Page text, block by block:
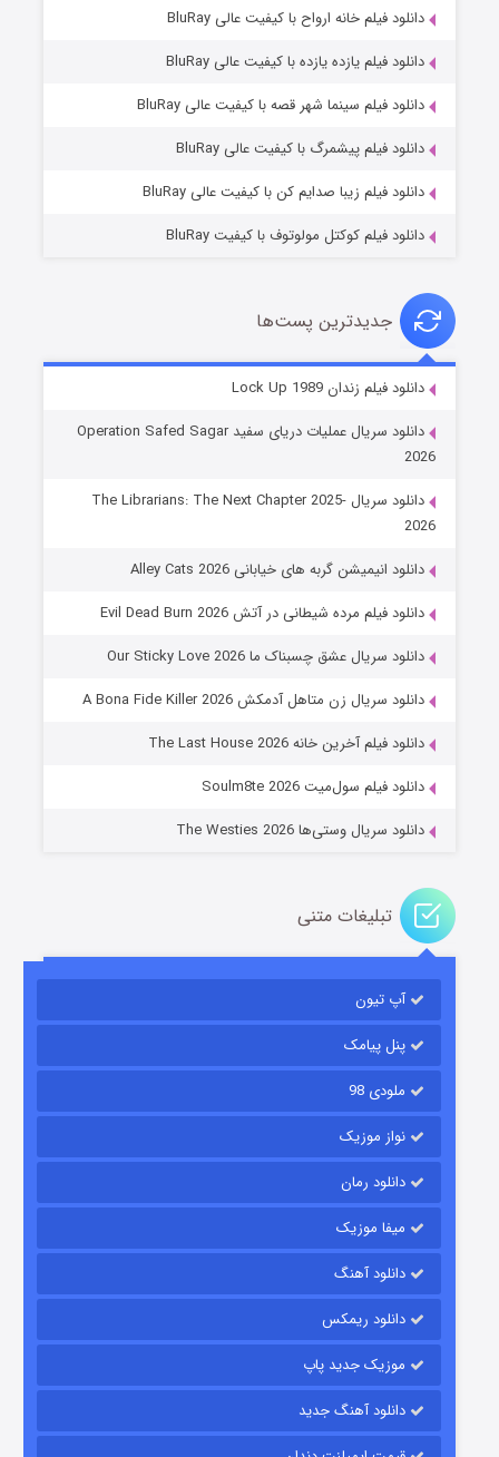
شوهر
عملیات آپارتمان
قسمت۲ (زیرنویس) منتشر شد
مردگان متحرک: شهر مرده ۳
قسمت
دانلود فیلم خانه ارواح با کیفیت عالی BluRay
دانلود فیلم یازده یازده با کیفیت عالی BluRay
دانلود فیلم سینما شهر قصه با کیفیت عالی BluRay
دانلود فیلم پیشمرگ با کیفیت عالی BluRay
دانلود فیلم زیبا صدایم کن با کیفیت عالی BluRay
دانلود فیلم کوکتل مولوتوف با کیفیت BluRay
جدیدترین پست‌ها
دانلود فیلم زندان Lock Up 1989
دانلود سریال عملیات دریای سفید Operation Safed Sagar
2026
دانلود سریال The Librarians: The Next Chapter 2025-
2026
دانلود انیمیشن گربه های خیابانی Alley Cats 2026
دانلود فیلم مرده شیطانی در آتش Evil Dead Burn 2026
دانلود سریال عشق چسبناک ما Our Sticky Love 2026
دانلود سریال زن متاهل آدمکش A Bona Fide Killer 2026
دانلود فیلم آخرین خانه The Last House 2026
دانلود فیلم سول‌میت Soulm8te 2026
دانلود سریال وستی‌ها The Westies 2026
تبلیغات متنی
آپ تیون
پنل پیامک
ملودی 98
نواز موزیک
دانلود رمان
میفا موزیک
دانلود آهنگ
دانلود ریمکس
موزیک جدید پاپ
دانلود آهنگ جدید